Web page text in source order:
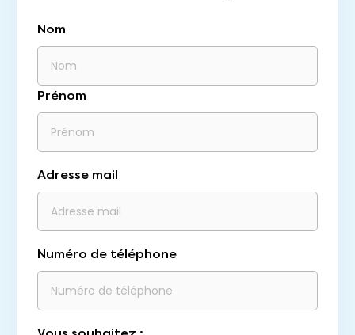
Nom
Prénom
Adresse mail
Numéro de téléphone